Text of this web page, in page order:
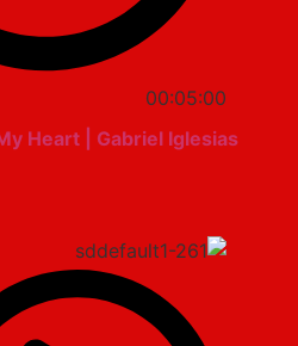
00:05:00
Heart | Gabriel Iglesias